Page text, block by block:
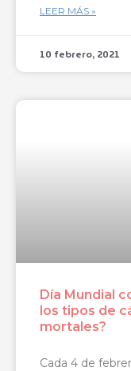
LEER MÁS »
10 febrero, 2021
Día Mundial
los tipos de
mortales?
Cada 4 de